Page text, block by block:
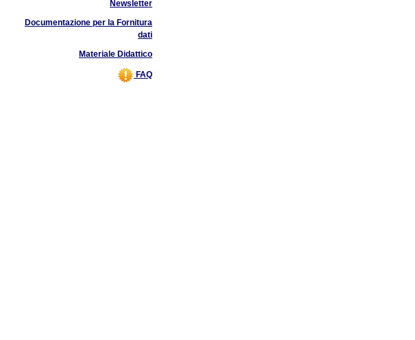
Newsletter
Documentazione per la Fornitura
dati
Materiale Didattico
FAQ